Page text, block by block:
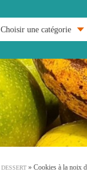
Choisir une catégorie
DESSERT » Cookies à la noix